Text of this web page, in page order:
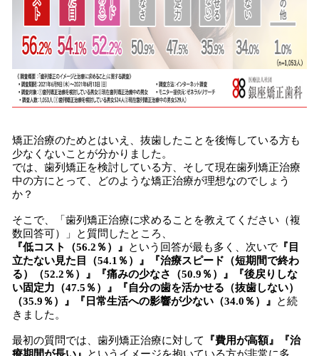
矯正治療のためとはいえ、抜歯したことを後悔している方も
少なくないことが分かりました。
では、歯列矯正を検討している方、そして現在歯列矯正治療
中の方にとって、どのような矯正治療が理想なのでしょう
か？
そこで、「歯列矯正治療に求めることを教えてください（複
数回答可）」と質問したところ、
『低コスト（56.2％）』
という回答が最も多く、次いで 『目
立たない見た目（54.1％）』『治療スピード（短期間で終わ
る）（52.2％）』『痛みの少なさ（50.9％）』『後戻りしな
い固定力（47.5％）』『自分の歯を活かせる（抜歯しない）
（35.9％）』『日常生活への影響が少ない（34.0％）』
と続
きました。
最初の質問では、歯列矯正治療に対して
『費用が高額』『治